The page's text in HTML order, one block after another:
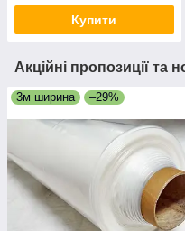
Купити
Акційні пропозиції та
3м ширина –29%